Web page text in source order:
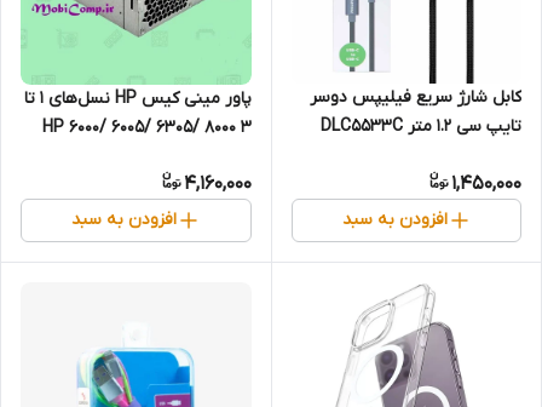
کابل شارژ سریع فیلیپس دوسر
تایپ سی 1.2 متر DLC5533C
1,450,000
افزودن به سبد
پاور مینی کیس HP نسل‌های 1 تا
3 HP 6000/ 6005/ 6305/ 8000
4,160,000
افزودن به سبد